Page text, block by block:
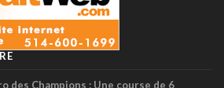
des Champions : Une course de 6